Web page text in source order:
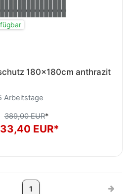
180x180cm anthrazit
Arbeitstage
389,00 EUR*
EUR*
1